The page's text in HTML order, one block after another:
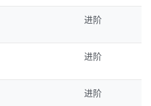
进阶
进阶
进阶